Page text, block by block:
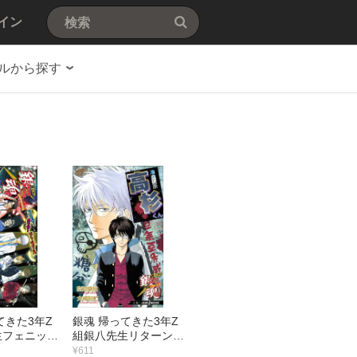
ン
から探す
きた3年Z
ェニック
銀魂 帰ってきた3年Z
組銀八先生リターンズ
冷血硬派高杉くん
¥611